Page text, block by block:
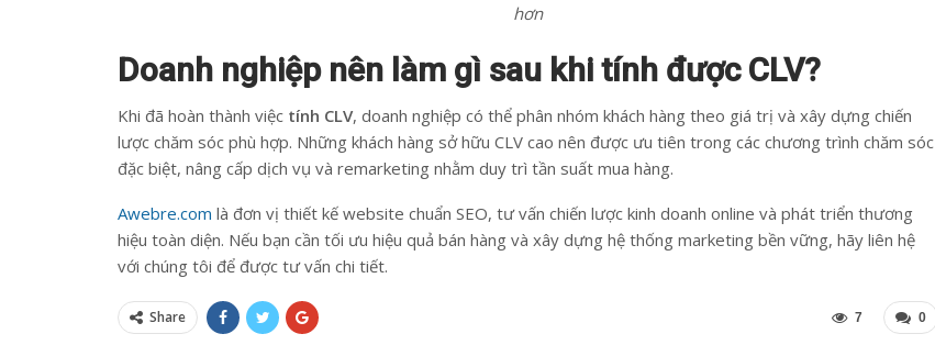
hơn
Doanh nghiệp nên làm gì sau khi tính được CLV?
Khi đã hoàn thành việc tính CLV, doanh nghiệp có thể phân nhóm khách hàng theo giá trị và xây dựng chiến
lược chăm sóc phù hợp. Những khách hàng sở hữu CLV cao nên được ưu tiên trong các chương trình chăm sóc
đặc biệt, nâng cấp dịch vụ và remarketing nhằm duy trì tần suất mua hàng.
Awebre.com là đơn vị thiết kế website chuẩn SEO, tư vấn chiến lược kinh doanh online và phát triển thương
hiệu toàn diện. Nếu bạn cần tối ưu hiệu quả bán hàng và xây dựng hệ thống marketing bền vững, hãy liên hệ
với chúng tôi để được tư vấn chi tiết.
Share 0
7